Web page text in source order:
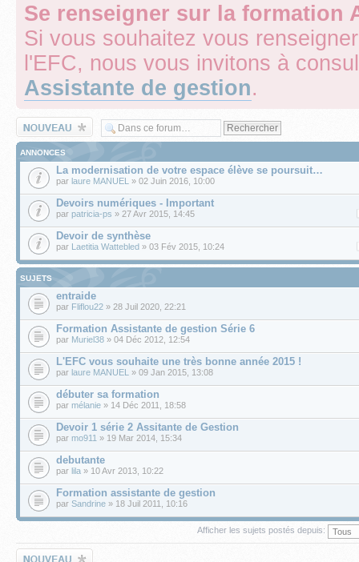
Se renseigner sur la formation
Si vous souhaitez vous
l'EFC, nous vous invitons à
Assistante de gestion.
Écrire un nouveau
sujet
ANNONCES
La modernisation de votre espace élève se poursuit…
par laure MANUEL » 02 Juin 2016, 10:00
Devoirs numériques - Important
par patricia-ps » 27 Avr 2015, 14:45
Devoir de synthèse
par Laetitia Wattebled » 03 Fév 2015, 10:24
SUJETS
entraide
par Fliflou22 » 28 Juil 2020, 22:21
Formation Assistante de gestion Série 6
par Muriel38 » 04 Déc 2012, 12:54
L'EFC vous souhaite une très bonne année 2015 !
par laure MANUEL » 09 Jan 2015, 13:08
débuter sa formation
par mélanie » 14 Déc 2011, 18:58
Devoir 1 série 2 Assitante de Gestion
par mo911 » 19 Mar 2014, 15:34
debutante
par lila » 10 Avr 2013, 10:22
Formation assistante de gestion
par Sandrine » 18 Juil 2011, 10:16
Afficher les sujets postés depuis:
Écrire un nouveau